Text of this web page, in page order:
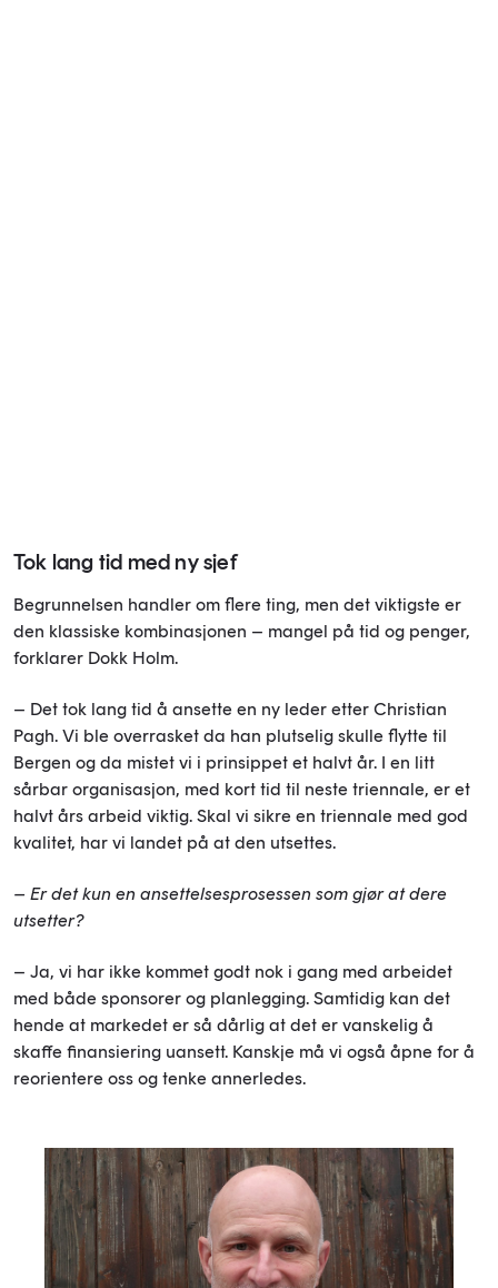
Tok lang tid med ny sjef
Begrunnelsen handler om flere ting, men det viktigste er
den klassiske kombinasjonen – mangel på tid og penger,
forklarer Dokk Holm.
– Det tok lang tid å ansette en ny leder etter Christian
Pagh. Vi ble overrasket da han plutselig skulle flytte til
Bergen og da mistet vi i prinsippet et halvt år. I en litt
sårbar organisasjon, med kort tid til neste triennale, er et
halvt års arbeid viktig. Skal vi sikre en triennale med god
kvalitet, har vi landet på at den utsettes.
– Er det kun en ansettelsesprosessen som gjør at dere
utsetter?
– Ja, vi har ikke kommet godt nok i gang med arbeidet
med både sponsorer og planlegging. Samtidig kan det
hende at markedet er så dårlig at det er vanskelig å
skaffe finansiering uansett. Kanskje må vi også åpne for å
reorientere oss og tenke annerledes.